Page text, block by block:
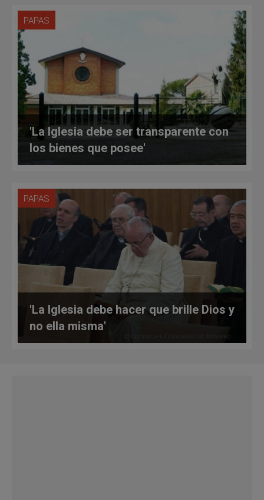
PAPAS
'La Iglesia debe ser transparente con
los bienes que posee'
PAPAS
'La Iglesia debe hacer que brille Dios y
no ella misma'